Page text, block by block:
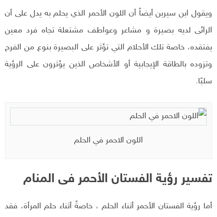
ويقول ابن سيرين أيضاً أن اللون الأحمر الذي يحلم به يدل على أن
الرائى لديه بصيرة و مشاعر وعواطف مشتعلة تجاه فرد معين
يفتقده، خاصة تلك الأحلام التي تؤثر على البصيرة بنوع من الفرح
وتزوده بالطاقة الإيجابية أو الأشخاص الذين يؤثرون على الرؤية
سلبًا.
اللون الاحمر في الحلم
تفسير رؤية الفستان الأحمر فى المنام
أما رؤية الفستان الأحمر أثناء الحلم ، خاصةً أثناء حلم المرأة، فقد